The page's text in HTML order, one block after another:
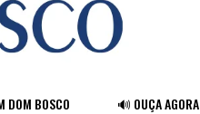
DOM BOSCO 🔊 OUÇA AGORA